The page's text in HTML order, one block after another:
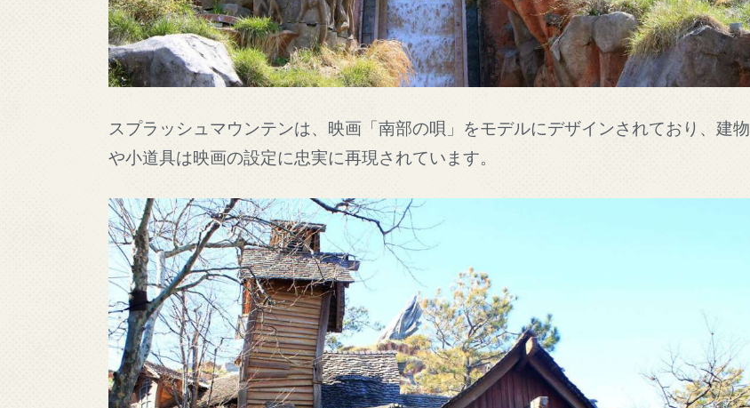
スプラッシュマウンテンは、映画「南部の唄」をモデルにデザインされており、建物
や小道具は映画の設定に忠実に再現されています。